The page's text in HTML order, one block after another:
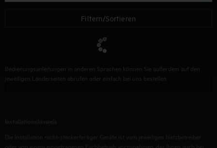
Filtern/Sortieren
Bedienungsanleitungen in anderen Sprachen können Sie außerdem auf den
jeweiligen Länderseiten abrufen oder einfach bei uns bestellen.